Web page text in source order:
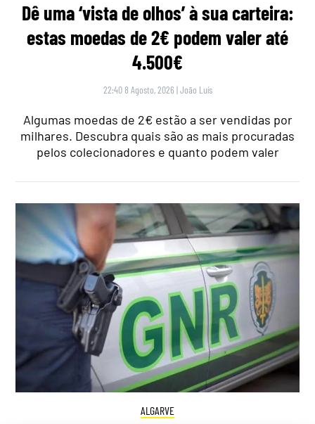
Dê uma ‘vista de olhos’ à sua carteira:
estas moedas de 2€ podem valer até
4.500€
22:40 8 Agosto, 2026 |João Luís
Algumas moedas de 2€ estão a ser vendidas por
milhares. Descubra quais são as mais procuradas
pelos colecionadores e quanto podem valer
ALGARVE